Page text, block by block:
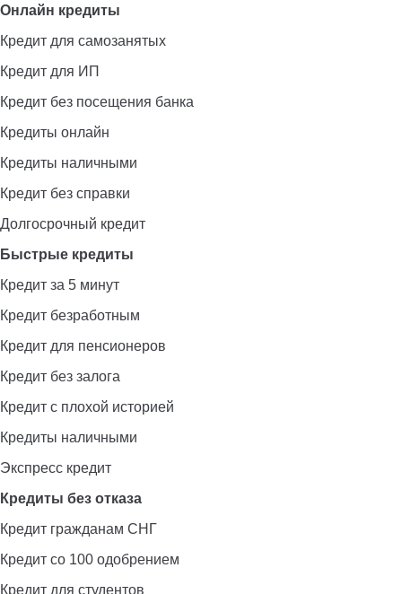
Онлайн кредиты
Кредит для самозанятых
Кредит для ИП
Кредит без посещения банка
Кредиты онлайн
Кредиты наличными
Кредит без справки
Долгосрочный кредит
Быстрые кредиты
Кредит за 5 минут
Кредит безработным
Кредит для пенсионеров
Кредит без залога
Кредит с плохой историей
Кредиты наличными
Экспресс кредит
Кредиты без отказа
Кредит гражданам СНГ
Кредит со 100 одобрением
Кредит для студентов